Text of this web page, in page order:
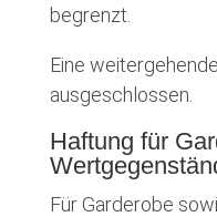
begrenzt.
Eine
ausgeschlossen.
Haftung für
Für Garderobe